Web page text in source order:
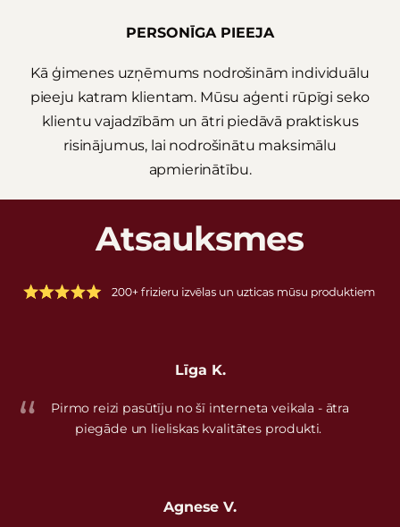
PERSONĪGA PIEEJA
Kā ģimenes uzņēmums nodrošinām individuālu
pieeju katram klientam. Mūsu aģenti rūpīgi seko
klientu vajadzībām un ātri piedāvā praktiskus
risinājumus, lai nodrošinātu maksimālu
apmierinātību.
Atsauksmes
Līga K.
Pirmo reizi pasūtīju no šī interneta veikala - ātra
piegāde un lieliskas kvalitātes produkti.
Agnese V.